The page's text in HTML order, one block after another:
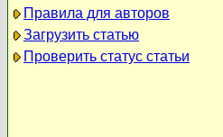
Правила для авторов
Загрузить статью
Проверить статус статьи